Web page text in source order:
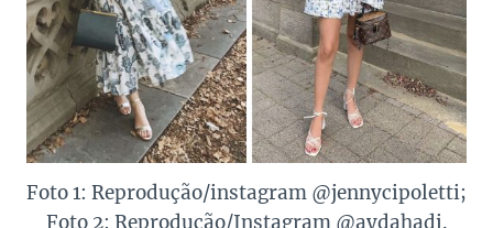
Foto 1: Reprodução/instagram @jennycipoletti;
Foto 2: Reprodução/Instagram @aydahadi.